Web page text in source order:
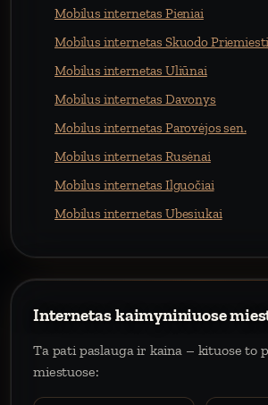
Mobilus internetas Pieniai
Mobilus internetas Skuodo
Mobilus internetas Uliūnai
Mobilus internetas Davonys
Mobilus internetas Parovėjos sen.
Mobilus internetas Rusėnai
Mobilus internetas Ilguočiai
Mobilus internetas Ubesiukai
Internetas kaimyniniuose
Ta pati paslauga ir kaina – kituose to
miestuose: